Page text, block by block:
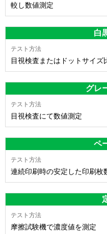
較し数値測定
白
目視検査またはドットサイ
グレ
目視検査にて数値測定
ペ
連続印刷時の安定した印刷枚
摩擦試験機で濃度値を測定